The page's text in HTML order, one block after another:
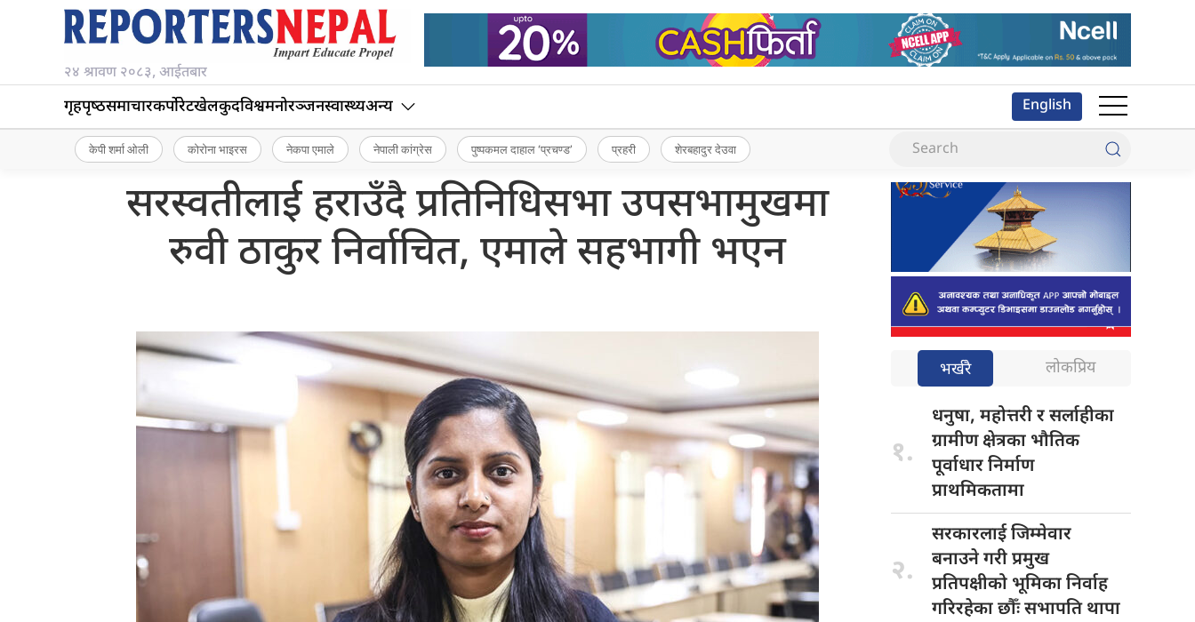
२४ श्रावण २०८३, आईतबार
गृहपृष्‍ठसमाचारकर्पोरेटखेलकुदविश्वमनोरञ्जनस्वास्थ्यअन्य English
केपी शर्मा ओली कोरोना भाइरस नेकपा एमाले नेपाली कांग्रेस पुष्पकमल दाहाल ‘प्रचण्ड’ प्रहरी शेरबहादुर देउवा
सरस्वतीलाई हराउँदै प्रतिनिधिसभा उपसभामुखमा
रुवी ठाकुर निर्वाचित, एमाले सहभागी भएन
भर्खरै लोकप्रिय
१.
धनुषा, महोत्तरीर सर्लाहीका
ग्रामीण क्षेत्रका भौतिक
पूर्वाधार निर्माण
प्राथमिकतामा
२.
सरकारलाई जिम्मेवार
बनाउने गरी प्रमुख
प्रतिपक्षीको भूमिका निर्वाह
गरिरहेका छौँः सभापति थापा